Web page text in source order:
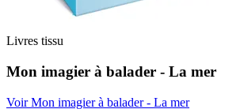
Livres tissu
Mon imagier à balader - La mer
Voir Mon imagier à balader - La mer